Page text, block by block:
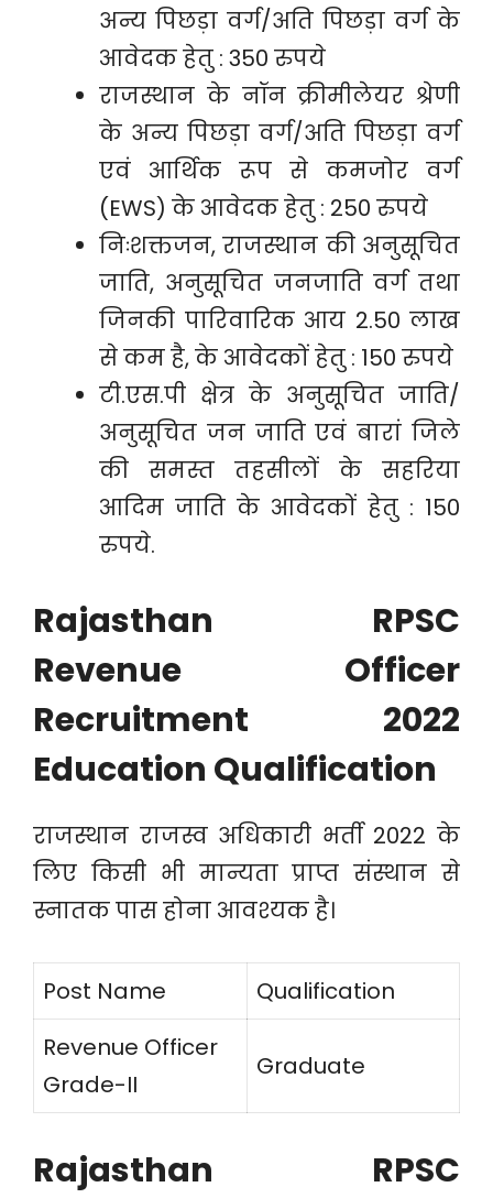
अन्य पिछड़ा वर्ग/अति पिछड़ा वर्ग के
आवेदक हेतु : 350 रुपये
राजस्थान के नॉन क्रीमीलेयर श्रेणी
के अन्य पिछड़ा वर्ग/अति पिछड़ा वर्ग
एवं आर्थिक रूप से कमजोर वर्ग
(EWS) के आवेदक हेतु : 250 रुपये
निःशक्तजन, राजस्थान की अनुसूचित
जाति, अनुसूचित जनजाति वर्ग तथा
जिनकी पारिवारिक आय 2.50 लाख
से कम है, के आवेदकों हेतु : 150 रुपये
टी.एस.पी क्षेत्र के अनुसूचित जाति/
अनुसूचित जन जाति एवं बारां जिले
की समस्त तहसीलों के सहरिया
आदिम जाति के आवेदकों हेतु : 150
रुपये.
Rajasthan RPSC
Revenue Officer
Recruitment 2022
Education Qualification
राजस्थान राजस्व अधिकारी भर्ती 2022 के
लिए किसी भी मान्यता प्राप्त संस्थान से
स्नातक पास होना आवश्यक है।
Post Name
Qualification
Revenue Officer
Grade-II
Graduate
Rajasthan RPSC